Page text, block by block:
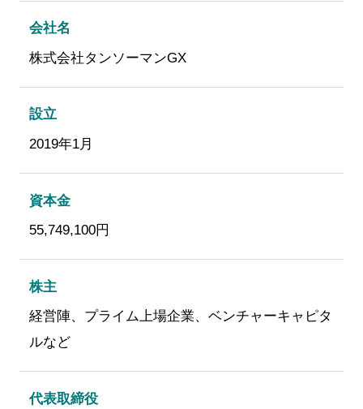
会社名
株式会社タンソーマンGX
設立
2019年1月
資本金
55,749,100円
株主
経営陣、プライム上場企業、ベンチャーキャピタ
ルなど
代表取締役